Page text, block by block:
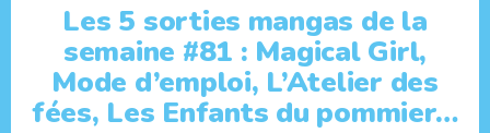
Les 5 sorties mangas de la
semaine #81 : Magical Girl,
Mode d’emploi, L’Atelier des
fées, Les Enfants du pommier…